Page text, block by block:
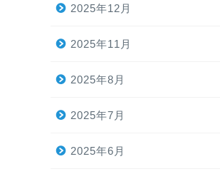
2025年12月
2025年11月
2025年8月
2025年7月
2025年6月